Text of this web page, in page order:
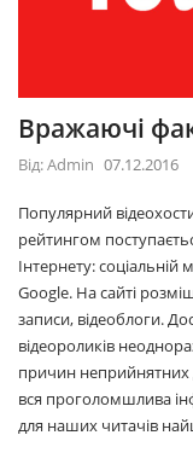
Вражаючі
Від: Admin 07.12.2016
Популярний
рейтингом
Інтернету: соціальній
Google. На сайті
записи, відеоблоги.
відеороликів
причин неприйнятних
вся проголомшлива
для наших читачів